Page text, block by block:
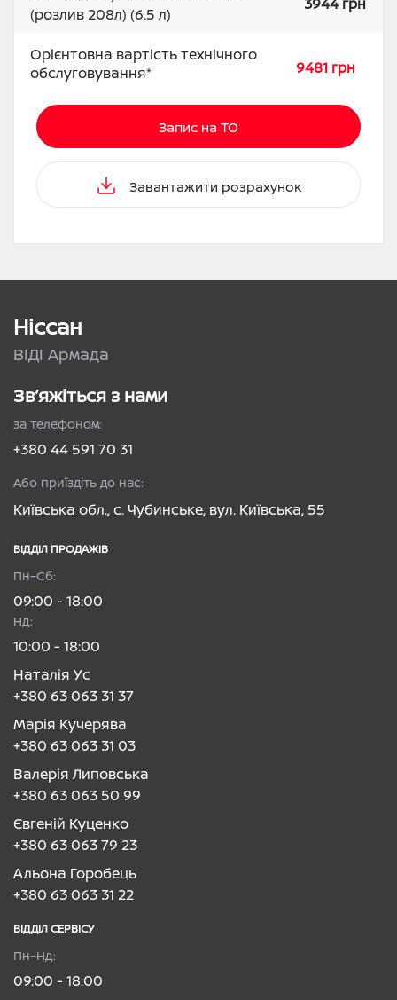
(розлив 208л) (6.5 л)
Орієнтовна вартість технічного
обслуговування*
9481 грн
Запис на ТО
Завантажити розрахунок
Ніссан
ВІДІ Армада
Зв’яжіться з нами
за телефоном:
+380 44 591 70 31
Або приїздіть до нас:
Київська обл., с. Чубинське, вул. Київська, 55
ВІДДІЛ ПРОДАЖІВ
Пн–Сб:
09:00 - 18:00
Нд:
10:00 - 18:00
Наталія Ус
+380 63 063 31 37
Марія Кучерява
+380 63 063 31 03
Валерія Липовська
+380 63 063 50 99
Євгеній Куценко
+380 63 063 79 23
Альона Горобець
+380 63 063 31 22
ВІДДІЛ CЕРВІСУ
Пн–Нд:
09:00 - 18:00